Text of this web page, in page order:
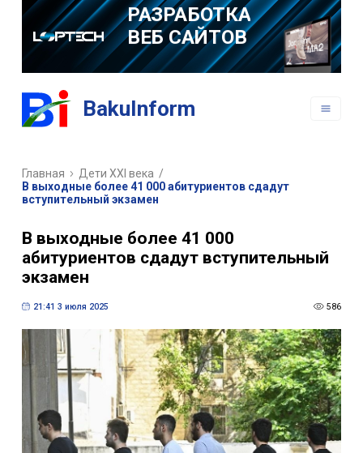
ВЕБ САЙТОВ
РАЗРАБОТКА
МОБИЛЬНЫХ
BakuInform
Главная Дети XXI века /
В выходные более 41 000 абитуриентов сдадут
вступительный экзамен
В выходные более 41 000
абитуриентов сдадут вступительный
экзамен
21:41 3 июля 2025 586